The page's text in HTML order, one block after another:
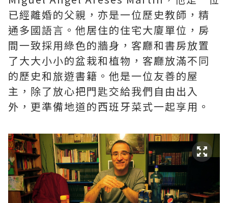
已經離婚的父親，亦是一位歷史教師，精
通多國語言。他居住的住宅大廈單位，房
間一致採用綠色的牆身，客廳和書房放置
了大大小小的盆栽和植物，客廳放滿不同
的歷史和旅遊書籍。他是一位友善的屋
主，除了放心把門匙交給我們自由出入
外，更準備地道的西班牙菜式一起享用。